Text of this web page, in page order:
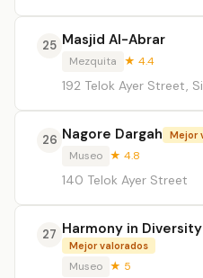
25 Masjid Al-Abrar
Mezquita ★ 4.4
192 Telok Ayer Street,
26 Nagore Dargah Mejor
Museo ★ 4.8
140 Telok Ayer Street
27 Harmony in
Mejor valorados
Museo ★ 5